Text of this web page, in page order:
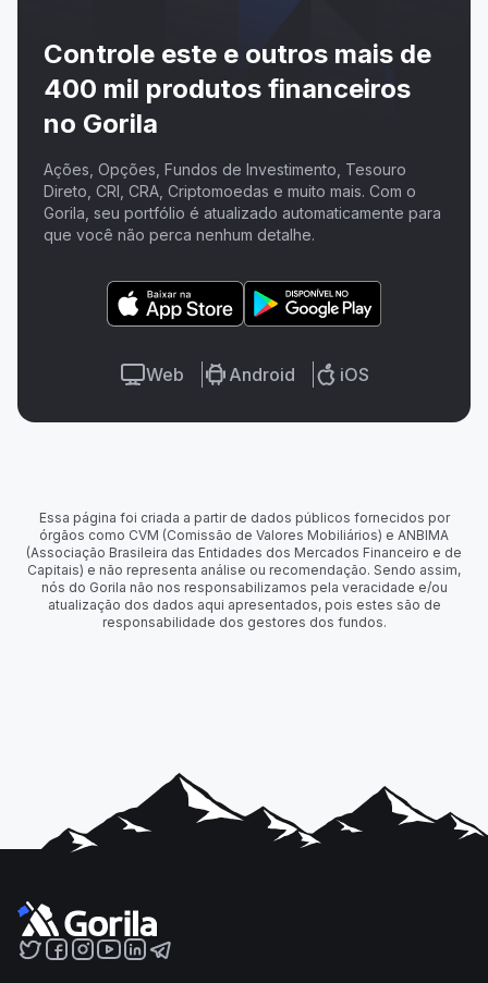
Controle este e outros mais de
400 mil produtos financeiros
no Gorila
Ações, Opções, Fundos de Investimento, Tesouro
Direto, CRI, CRA, Criptomoedas e muito mais. Com o
Gorila, seu portfólio é atualizado automaticamente para
que você não perca nenhum detalhe.
Web Android iOS
Essa página foi criada a partir de dados públicos fornecidos por
órgãos como CVM (Comissão de Valores Mobiliários) e ANBIMA
(Associação Brasileira das Entidades dos Mercados Financeiro e de
Capitais) e não representa análise ou recomendação. Sendo assim,
nós do Gorila não nos responsabilizamos pela veracidade e/ou
atualização dos dados aqui apresentados, pois estes são de
responsabilidade dos gestores dos fundos.